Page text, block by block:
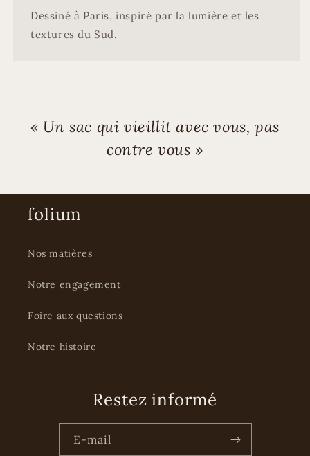
Dessiné à Paris, inspiré par la lumière et les
textures du Sud.
« Un sac qui vieillit avec vous, pas
contre vous »
folium
Nos matières
Notre engagement
Foire aux questions
Notre histoire
Restez informé
E-mail